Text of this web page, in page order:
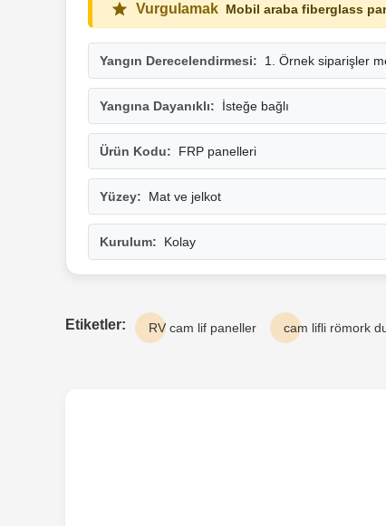
Vurgulamak Mobil araba fiberglass
Yangın Derecelendirmesi: 1. Örnek siparişler
Yangına Dayanıklı: İsteğe bağlı
Ürün Kodu: FRP panelleri
Yüzey: Mat ve jelkot
Kurulum: Kolay
Etiketler: RV cam lif paneller cam lifli römork